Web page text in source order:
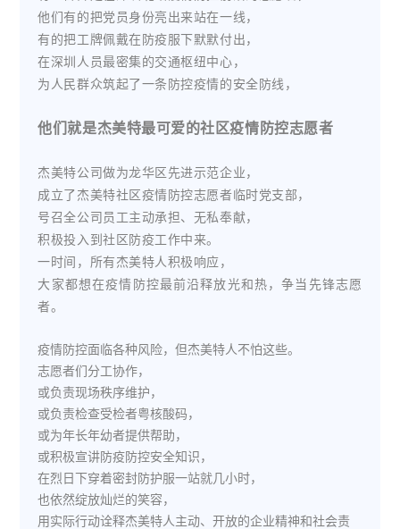
他们有的把党员身份亮出来站在一线，
有的把工牌佩戴在防疫服下默默付出，
在深圳人员最密集的交通枢纽中心，
为人民群众筑起了一条防控疫情的安全防线，
他们就是杰美特最可爱的社区疫情防控志愿者
杰美特公司做为龙华区先进示范企业，
成立了杰美特社区疫情防控志愿者临时党支部，
号召全公司员工主动承担、无私奉献，
积极投入到社区防疫工作中来。
一时间，所有杰美特人积极响应，
大家都想在疫情防控最前沿释放光和热，争当先锋志愿
者。
疫情防控面临各种风险，但杰美特人不怕这些。
志愿者们分工协作，
或负责现场秩序维护，
或负责检查受检者粤核酸码，
或为年长年幼者提供帮助，
或积极宣讲防疫防控安全知识，
在烈日下穿着密封防护服一站就几小时，
也依然绽放灿烂的笑容，
用实际行动诠释杰美特人主动、开放的企业精神和社会责